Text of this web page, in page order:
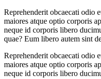
Reprehenderit obcaecati odio
maiores atque optio corporis
neque id corporis libero
quae? Eum libero autem sint
Reprehenderit obcaecati odio
maiores atque optio corporis
neque id corporis libero